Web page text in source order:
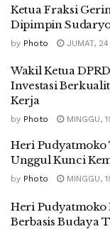
Ketua Fraksi
Dipimpin
by Photo JUMAT,
Wakil Ketua
Investasi
Kerja
by Photo MINGGU,
Heri Pudyatmoko
Unggul Kunci
by Photo MINGGU,
Heri
Berbasis Budaya